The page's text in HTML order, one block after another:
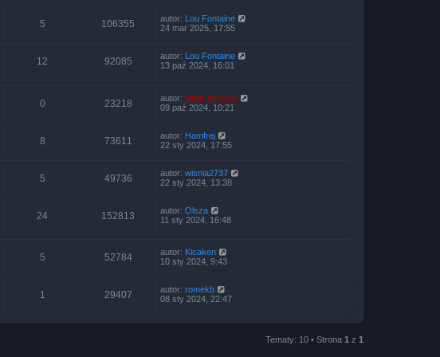
5 106355 autor: Lou Fontaine
24 mar 2025, 17:55
12 92085 autor: Lou Fontaine
13 paź 2024, 16:01
0 23218 autor: Dark Archon
09 paź 2024, 10:21
8 73611 autor: Hamfrej
22 sty 2024, 17:55
5 49736 autor: wisnia2737
22 sty 2024, 13:38
24 152813 autor: Olsza
11 sty 2024, 16:48
5 52784 autor: Kicaken
10 sty 2024, 9:43
1 29407 autor: romekb
08 sty 2024, 22:47
Tematy: 10 • Strona 1 z 1